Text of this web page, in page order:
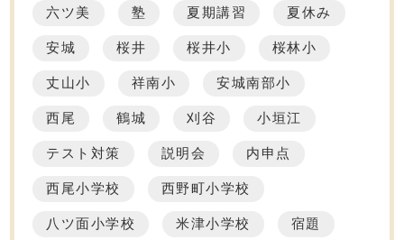
六ツ美 塾 夏期講習 夏休み
安城 桜井 桜井小 桜林小
丈山小 祥南小 安城南部小
西尾 鶴城 刈谷 小垣江
テスト対策 説明会 内申点
西尾小学校 西野町小学校
八ツ面小学校 米津小学校 宿題